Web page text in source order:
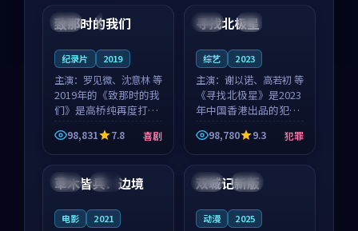
中国 4K
致那时的我们
纪录片 2019
主演： 罗见微、沈意林 等
2019年的《致那时的我
们》是高桥纯再度打磨
的喜剧佳作。中国大陆
的取景与都市寓言的氛
围相互成就，罗见微与
沈意林的对手戏自然克
制，让整部影片在悬
98,831 7.8 喜剧
中国 4K
寻找北极星
综艺 2023
主演： 谢以诺、高若初 等
《寻找北极星》是2023
年中国香港出品的犯罪
新作，主创团队希望用
公路冒险的故事让观众
停下来想一想。谢以诺
领衔，高若初担任重要
角色，戚南柯的叙事
98,780 9.3 犯罪
泰国 独播
草木皆兵：边境
电影 2021
中国 独播
双城记新版
动漫 2025